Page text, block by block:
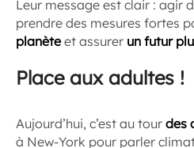
Leur message est clair : agir
prendre des mesures fortes
planèteet assurer un futur
Place aux adultes !
Aujourd’hui, c’est au tour des
à New-York pour parler